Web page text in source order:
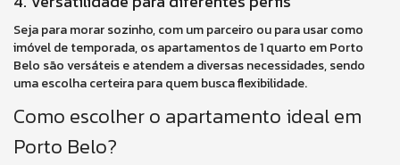
Seja para morar sozinho, com um parceiro ou para usar como
imóvel de temporada, os apartamentos de 1 quarto em Porto
Belo são versáteis e atendem a diversas necessidades, sendo
uma escolha certeira para quem busca flexibilidade.
Como escolher o apartamento ideal em
Porto Belo?